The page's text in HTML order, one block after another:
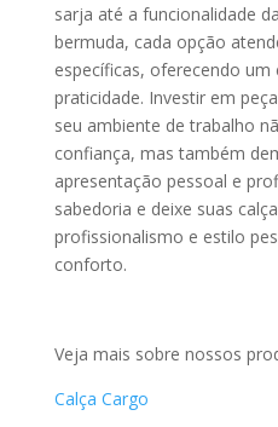
sarja até a funcionalidade
bermuda, cada opção
específicas, oferecendo
praticidade. Investir em
seu ambiente de trabalho
confiança, mas também
apresentação pessoal e
sabedoria e deixe suas
profissionalismo e estilo
conforto.
Veja mais sobre nossos
Calça Cargo